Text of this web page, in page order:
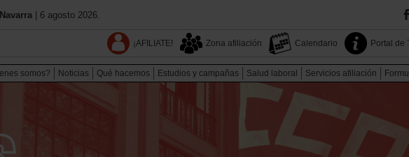
| 6 agosto 2026.
¡AFILIATE! Zona afiliación Calendario Portal de
somos? Noticias Qué hacemos Estudios y campañas Salud laboral Servicios afiliación